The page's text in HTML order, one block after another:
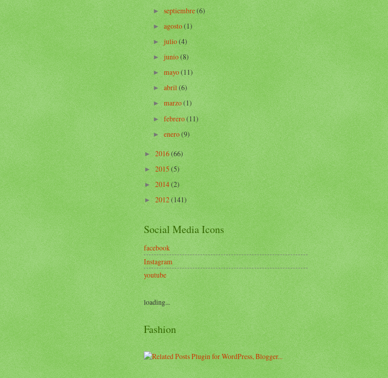
►septiembre(6)
► agosto(1)
► julio(4)
►junio(8)
►mayo(11)
►abril(6)
►marzo(1)
►febrero(11)
►enero(9)
►2016(66)
►2015 (5)
►2014(2)
►2012(141)
Social Media Icons
facebook
Instagram
youtube
loading...
Fashion